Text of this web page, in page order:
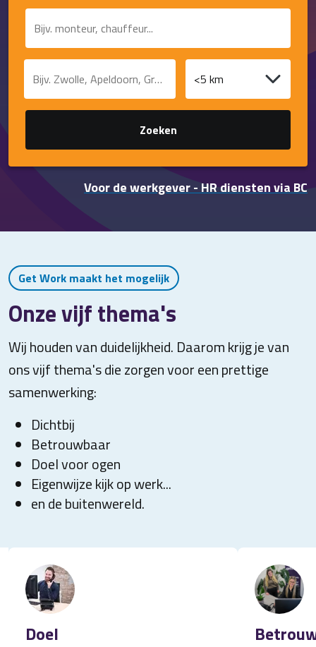
Contact
Zoeken
Voor de werkgever - HR diensten via BC
Get Work maakt het mogelijk
Onze vijf thema's
Wij houden van duidelijkheid. Daarom krijg je van
ons vijf thema's die zorgen voor een prettige
samenwerking:
Dichtbij
Betrouwbaar
Doel voor ogen
Eigenwijze kijk op werk...
en de buitenwereld.
Doel